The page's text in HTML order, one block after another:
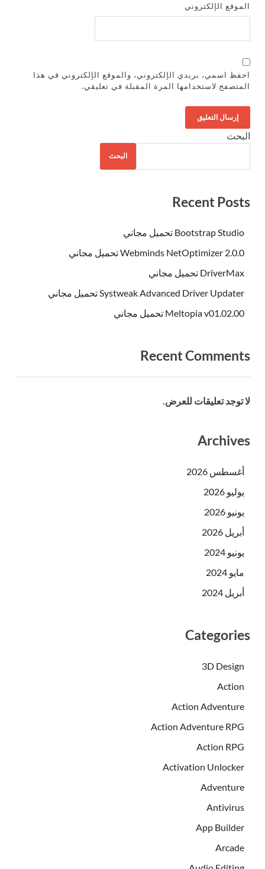
الإلكتروني
اسمي، بريدي الإلكتروني، والموقع الإلكتروني في هذا
لاستخدامها المرة المقبلة في تعليقي.
Recent
Bootstrap Studio تحميل مجاني
Webminds NetOptimizer 2.0.0 تحميل مجاني
DriverMax تحميل مجاني
Systweak Advanced Driver Updater تحميل مجاني
Meltopia v01.02.00 تحميل مجاني
Recent
توجد تعليقات للعرض.
أغسطس 2026
أبريل 2026
أبريل 2024
3D Design
Action
Action Adventure
Action Adventure RPG
Action RPG
Activation Unlocker
Adventure
Antivirus
App Builder
Arcade